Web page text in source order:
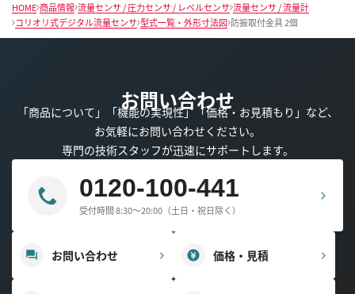
HOME 商品情報 流量センサ / 圧力センサ / レベルセンサ 流量センサ / 流量計
コリオリ式デジタル流量センサ 型式一覧・外形寸法図 防振取付金具 2個
お問い合わせ
「商品について」「機能の実現性」「価格・お見積もり」など、
お気軽にお問い合わせください。
専門の技術スタッフが迅速にサポートします。
0120-100-441
受付時間 8:30～20:00（土日・祝日除く）
お問い合わせ 価格・見積